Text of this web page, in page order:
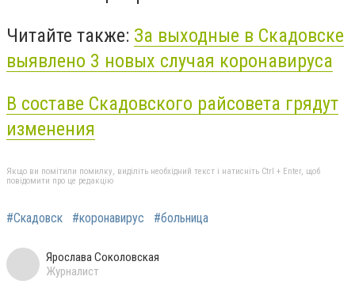
Читайте также: За выходные в Скадовске
выявлено 3 новых случая коронавируса
В составе Скадовского райсовета грядут
изменения
Якщо ви помітили помилку, виділіть необхідний текст і натисніть Ctrl + Enter, щоб
повідомити про це редакцію
#Скадовск #коронавирус #больница
Ярослава Соколовская
Журналист